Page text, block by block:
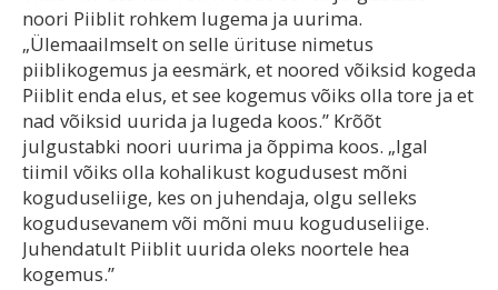
noori Piiblit rohkem lugema ja uurima.
„Ülemaailmselt on selle ürituse nimetus
piiblikogemus ja eesmärk, et noored võiksid kogeda
Piiblit enda elus, et see kogemus võiks olla tore ja et
nad võiksid uurida ja lugeda koos.” Krõõt
julgustabki noori uurima ja õppima koos. „Igal
tiimil võiks olla kohalikust kogudusest mõni
koguduseliige, kes on juhendaja, olgu selleks
kogudusevanem või mõni muu koguduseliige.
Juhendatult Piiblit uurida oleks noortele hea
kogemus.”